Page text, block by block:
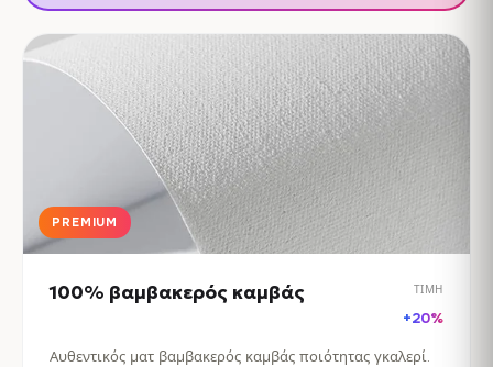
PREMIUM
100% βαμβακερός καμβάς ΤΙΜΉ
+20%
Αυθεντικός ματ βαμβακερός καμβάς ποιότητας γκαλερί.